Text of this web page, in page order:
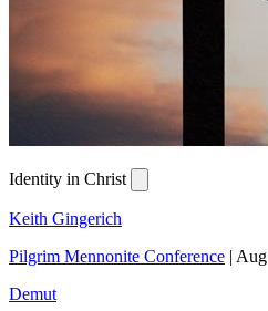
Identity in Christ
Keith Gingerich
Pilgrim Mennonite Conference |
Demut